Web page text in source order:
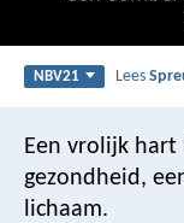
NBV21 Lees
Een vrolijk
gezondheid,
lichaam.